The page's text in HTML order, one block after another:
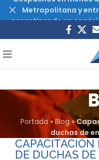
Portada »Blog »
duchas de
CAPACITACIÓN
DE DUCHAS DE
Metropolitana y
garantizando un